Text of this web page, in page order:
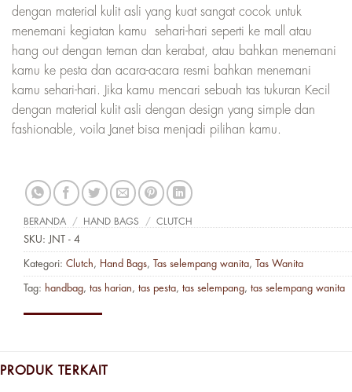
dengan material kulit asli yang kuat sangat cocok untuk
menemani kegiatan kamu sehari-hari seperti ke mall atau
hang out dengan teman dan kerabat, atau bahkan menemani
kamu ke pesta dan acara-acara resmi bahkan menemani
kamu sehari-hari. Jika kamu mencari sebuah tas tukuran Kecil
dengan material kulit asli dengan design yang simple dan
fashionable, voila Janet bisa menjadi pilihan kamu.
BERANDA / HAND BAGS / CLUTCH
SKU: JNT - 4
Kategori: Clutch , Hand Bags, Tas selempang wanita, Tas Wanita
Tag: handbag, tas harian , tas pesta, tas selempang, tas selempang wanita
PRODUK TERKAIT